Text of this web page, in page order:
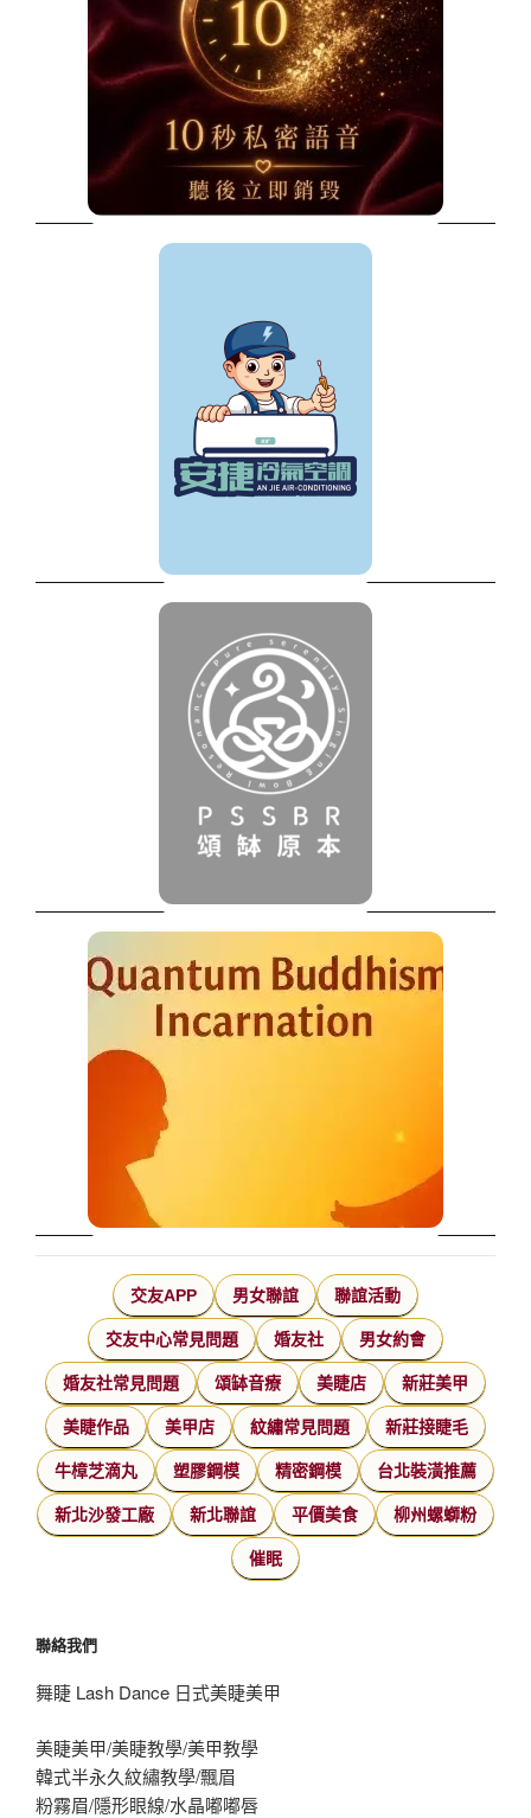
交友APP 男女聯誼 聯誼活動
交友中心常見問題 婚友社 男女約會
婚友社常見問題 頌缽音療 美睫店 新莊美甲
美睫作品 美甲店 紋繡常見問題 新莊接睫毛
牛樟芝滴丸 塑膠鋼模 精密鋼模 台北裝潢推薦
新北沙發工廠 新北聯誼 平價美食 柳州螺螄粉
催眠
聯絡我們
舞睫 Lash Dance 日式美睫美甲
美睫美甲/美睫教學/美甲教學
韓式半永久紋繡教學/飄眉
粉霧眉/隱形眼線/水晶嘟嘟唇